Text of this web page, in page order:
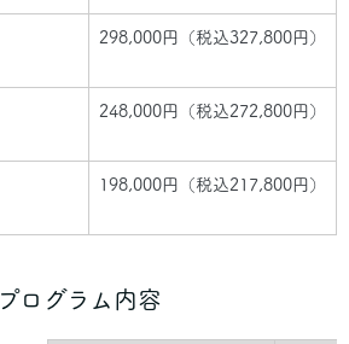
298,000円（税込327,800円）
248,000円（税込272,800円）
198,000円（税込217,800円）
プログラム内容